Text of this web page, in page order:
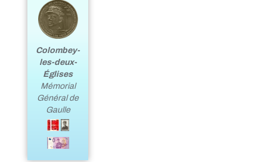
Colombey-
les-deux-
Églises
Mémorial
Général de
Gaulle